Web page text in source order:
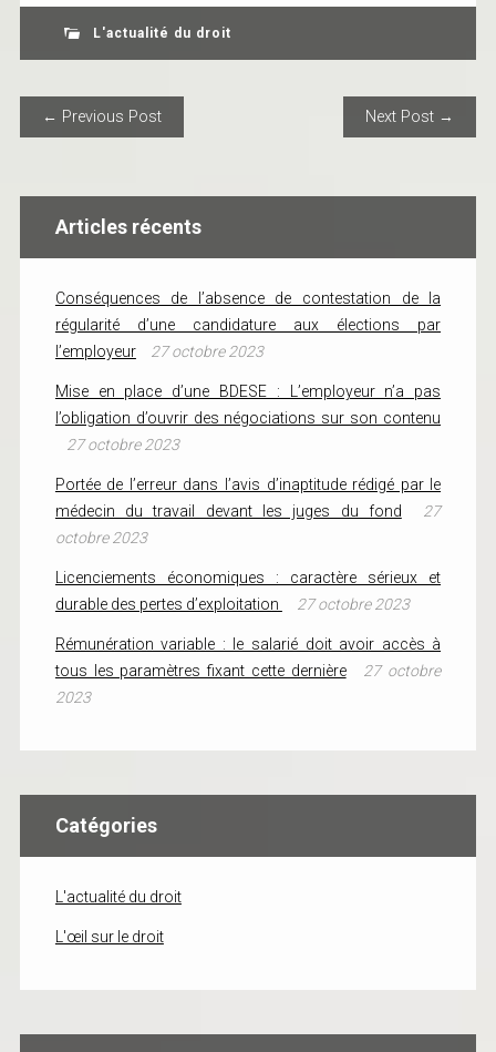
L'actualité du droit
POST NAVIGATION
← Previous Post Next Post →
Articles récents
Conséquences de l’absence de contestation de la
régularité d’une candidature aux élections par
l’employeur
27 octobre 2023
Mise en place d’une BDESE : L’employeur n’a pas
l’obligation d’ouvrir des négociations sur son contenu
27 octobre 2023
Portée de l’erreur dans l’avis d’inaptitude rédigé par le
médecin du travail devant les juges du fond
27
octobre 2023
Licenciements économiques : caractère sérieux et
durable des pertes d’exploitation
27 octobre 2023
Rémunération variable : le salarié doit avoir accès à
tous les paramètres fixant cette dernière
27 octobre
2023
Catégories
L'actualité du droit
L'œil sur le droit